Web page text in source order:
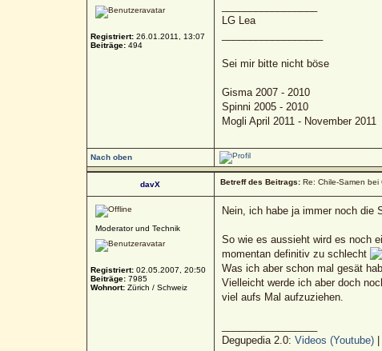
Registriert:26.01.2011, 13:07
Beiträge:494
LG Lea
Sei mir bitte nicht böse
Gisma 2007 - 2010
Spinni 2005 - 2010
Mogli April 2011 - November 2011
Nach oben
davX Betreff des Beitrags:Re: Chile-Samen bei
Moderator und Technik
Registriert:02.05.2007, 20:50
Beiträge:7985
Wohnort:Zürich / Schweiz
Nein, ich habe ja immer noch die
So wie es aussieht wird es noch
momentan definitiv zu schlecht
Was ich aber schon mal gesät
Vielleicht werde ich aber doch
viel aufs Mal aufzuziehen.
Degupedia 2.0: Videos (Youtube)|